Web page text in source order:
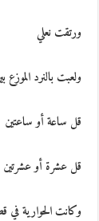
ورتقت نعلي
ولعبت بالنرد
قل ساعة أو ساعتين
قل عشرة أو عشرتين
وكانت الحوارية